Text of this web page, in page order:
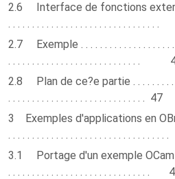
2.6 Interface de fonctions
. . . . . . . . . . . . . . . . . . . . . . . . . . . . . . .
2.7 Exemple . . . . . . . . . . . . . . . . . . . . .
. . . . . . . . . . . . . . . . . . . . . . . . . . . .
2.8 Plan de ce?e partie . . . . . . . . . . .
. . . . . . . . . . . . . . . . . . . . . . . . . . . . . 47
3 Exemples d'applications en
. . . . . . . . . . . . . . . . . . . . . . . . . . . . .
3.1 Portage d'un exemple OCaml :
. . . . . . . . . . . . . . . . . . . . . . . . . . . . . .